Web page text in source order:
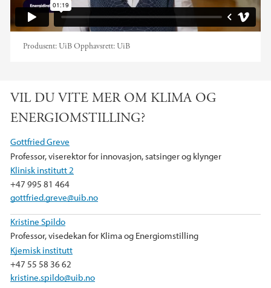
Produsent:UiBOpphavsrett:UiB
VIL DU VITE MER OM KLIMA OG
ENERGIOMSTILLING?
Gottfried Greve
Professor, viserektor for innovasjon, satsinger og klynger
Klinisk institutt 2
+47 995 81 464
gottfried.greve@uib.no
Kristine Spildo
Professor, visedekan for Klima og Energiomstilling
Kjemisk institutt
+47 55 58 36 62
kristine.spildo@uib.no